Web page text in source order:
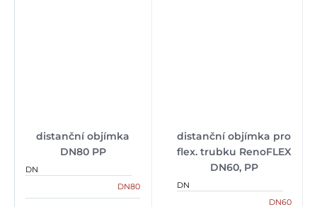
distanční objímka
DN80 PP
DN
DN80
distanční objímka pro
flex. trubku RenoFLEX
DN60, PP
DN
DN60